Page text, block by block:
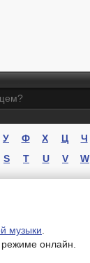
У Ф Х Ц Ч
S T U V W
музыки
онлайн.